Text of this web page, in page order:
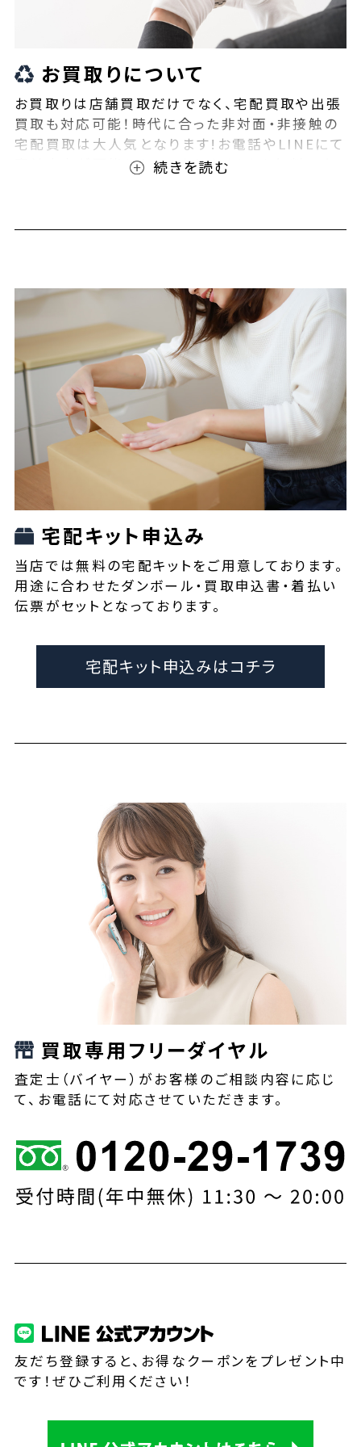
お買取りについて
お買取りは店舗買取だけでなく、宅配買取や出張
買取も対応可能！時代に合った非対面・非接触の
宅配買取は大人気となります!お電話やLINEにて
事前査定が可能となっております！また無料の宅
宅配キット申込み
当店では無料の宅配キットをご用意しております。
用途に合わせたダンボール・買取申込書・着払い
伝票がセットとなっております。
宅配キット申込みはコチラ
買取専用フリーダイヤル
査定士（バイヤー）がお客様のご相談内容に応じ
て、お電話にて対応させていただきます。
友だち登録すると、お得なクーポンをプレゼント中
です！ぜひご利用ください！